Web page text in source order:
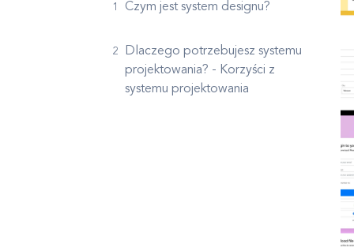
Czym jest system designu?
Dlaczego potrzebujesz systemu
projektowania? - Korzyści z
systemu projektowania